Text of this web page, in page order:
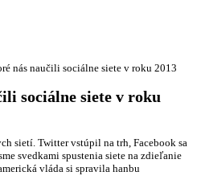
nás naučili sociálne siete v roku 2013
sociálne siete v roku
sietí. Twitter vstúpil na trh, Facebook sa
svedkami spustenia siete na zdieľanie
vláda si spravila hanbu